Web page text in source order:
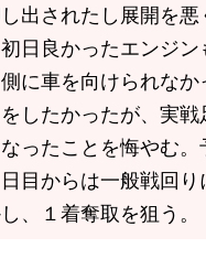
出されたし展開を悪
日良かったエンジン
に車を向けられな
したかったが、実戦
ったことを悔やむ。
目からは一般戦回り
、１着奪取を狙う。